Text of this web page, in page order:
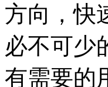
方向，快
必不可少
有需要的